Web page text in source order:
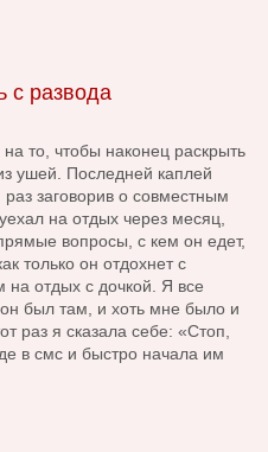
с развода
то, чтобы наконец раскрыть
ушей. Последней каплей
заговорив о совместным
на отдых через месяц,
вопросы, с кем он едет,
только он отдохнет с
отдых с дочкой. Я все
был там, и хоть мне было и
раз я сказала себе: «Стоп,
в смс и быстро начала им